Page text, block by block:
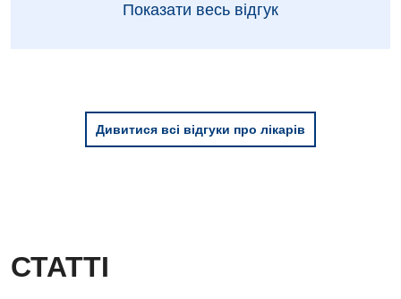
Для дітей
Дитяча алергологія
Дитяча дерматовенерологія
Показати весь відгук
Дивитися всі відгуки про лікарів
СТАТТІ